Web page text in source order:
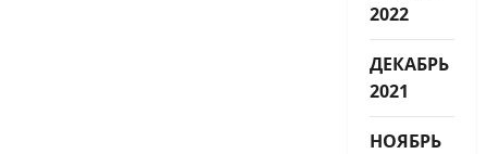
2022
ДЕКАБРЬ
2021
НОЯБРЬ